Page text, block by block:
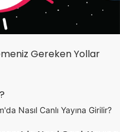
Gereken Yollar